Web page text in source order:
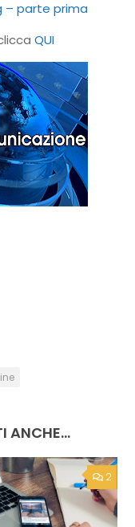
– parte prima
QUI
ANCHE...
2